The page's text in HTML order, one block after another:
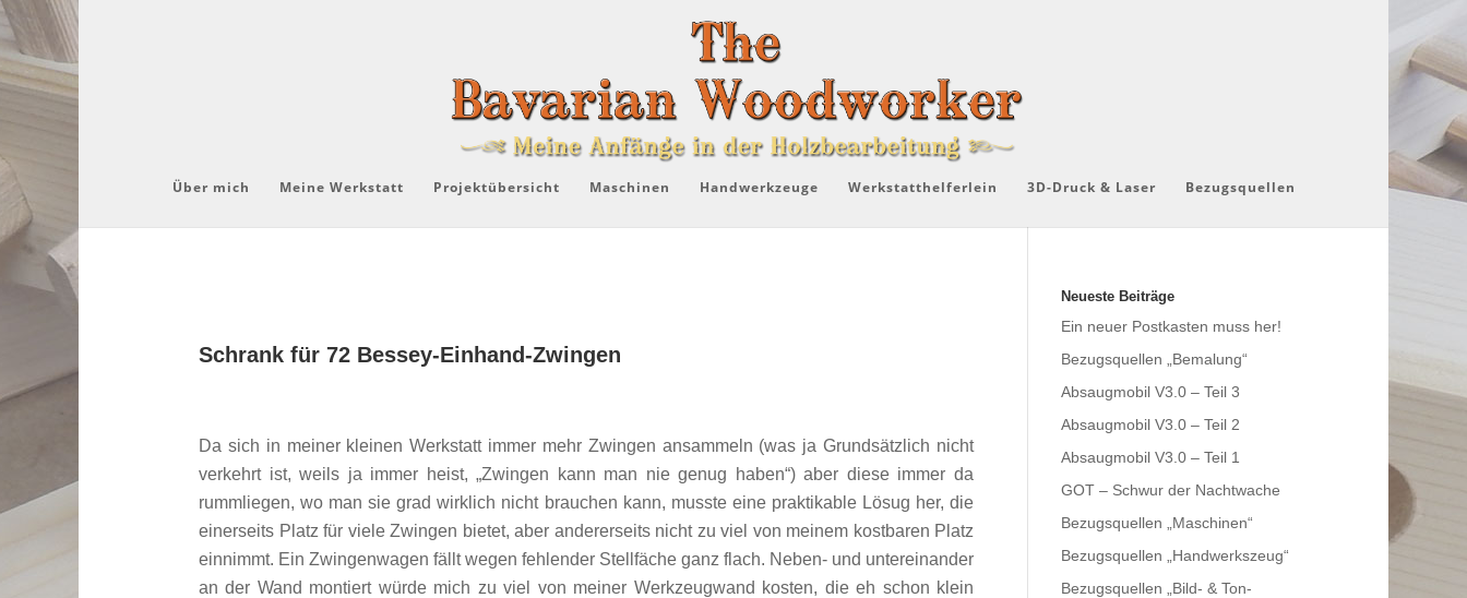
Über mich Meine Werkstatt Projektübersicht Maschinen Handwerkzeuge Werkstatthelferlein 3D-Druck & Laser Bezugsquellen
Schrank für 72 Bessey-Einhand-Zwingen
Da sich in meiner kleinen Werkstatt immer mehr Zwingen ansammeln (was ja Grundsätzlich nicht
verkehrt ist, weils ja immer heist, „Zwingen kann man nie genug haben“) aber diese immer da
rummliegen, wo man sie grad wirklich nicht brauchen kann, musste eine praktikable Lösug her, die
einerseits Platz für viele Zwingen bietet, aber andererseits nicht zu viel von meinem kostbaren Platz
einnimmt. Ein Zwingenwagen fällt wegen fehlender Stellfäche ganz flach. Neben- und untereinander
an der Wand montiert würde mich zu viel von meiner Werkzeugwand kosten, die eh schon klein
Neueste Beiträge
Ein neuer Postkasten muss her!
Bezugsquellen „Bemalung“
Absaugmobil V3.0 – Teil 3
Absaugmobil V3.0 – Teil 2
Absaugmobil V3.0 – Teil 1
GOT – Schwur der Nachtwache
Bezugsquellen „Maschinen“
Bezugsquellen „Handwerkszeug“
Bezugsquellen „Bild- & Ton-